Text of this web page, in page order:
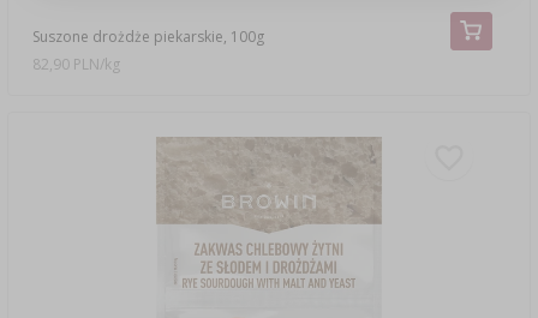
Suszone drożdże piekarskie, 100g
82,90 PLN/kg